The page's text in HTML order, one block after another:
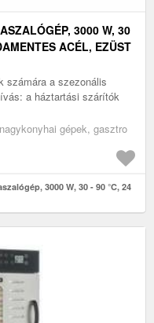
3000 W, 30
ACÉL, EZÜST
számára a szezonális
a háztartási szárítók
gépek, gasztro
3000 W, 30 - 90 °C, 24